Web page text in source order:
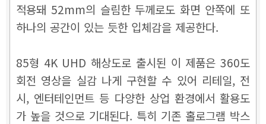
적용돼 52mm의 슬림한 두께로도 화면 안쪽에 또
하나의 공간이 있는 듯한 입체감을 제공한다.
85형 4K UHD 해상도로 출시된 이 제품은 360도
회전 영상을 실감 나게 구현할 수 있어 리테일, 전
시, 엔터테인먼트 등 다양한 상업 환경에서 활용도
가 높을 것으로 기대된다. 특히 기존 홀로그램 박스